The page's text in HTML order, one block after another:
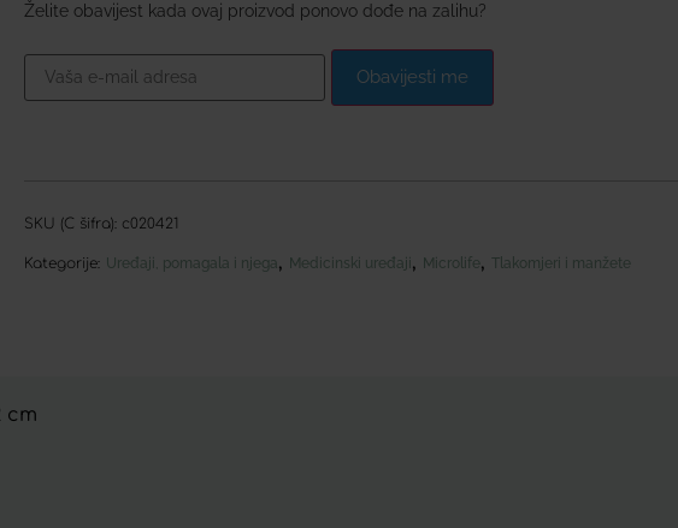
Želite obavijest kada ovaj proizvod ponovo dođe na zalihu?
Obavijesti me
SKU (C šifra): c020421
Kategorije: Uređaji, pomagala i njega, Medicinski uređaji, Microlife, Tlakomjeri i manžete
cm